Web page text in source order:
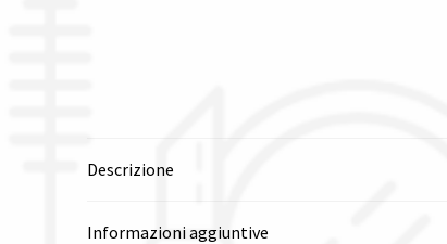
Descrizione
Informazioni aggiuntive